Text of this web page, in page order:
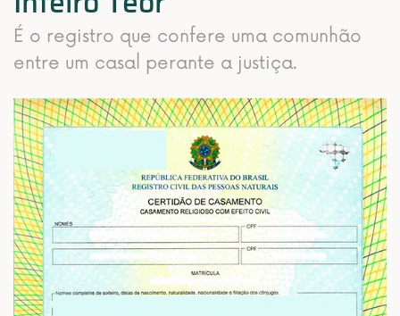
É o registro que confere uma comunhão
entre um casal perante a justiça.